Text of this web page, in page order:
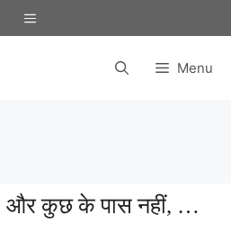
Menu
Menu
और कुछ के पास नहीं, …